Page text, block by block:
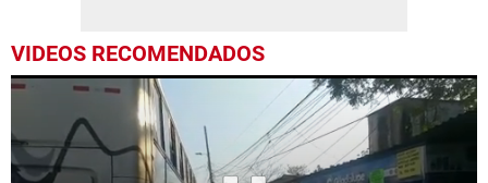
VIDEOS RECOMENDADOS